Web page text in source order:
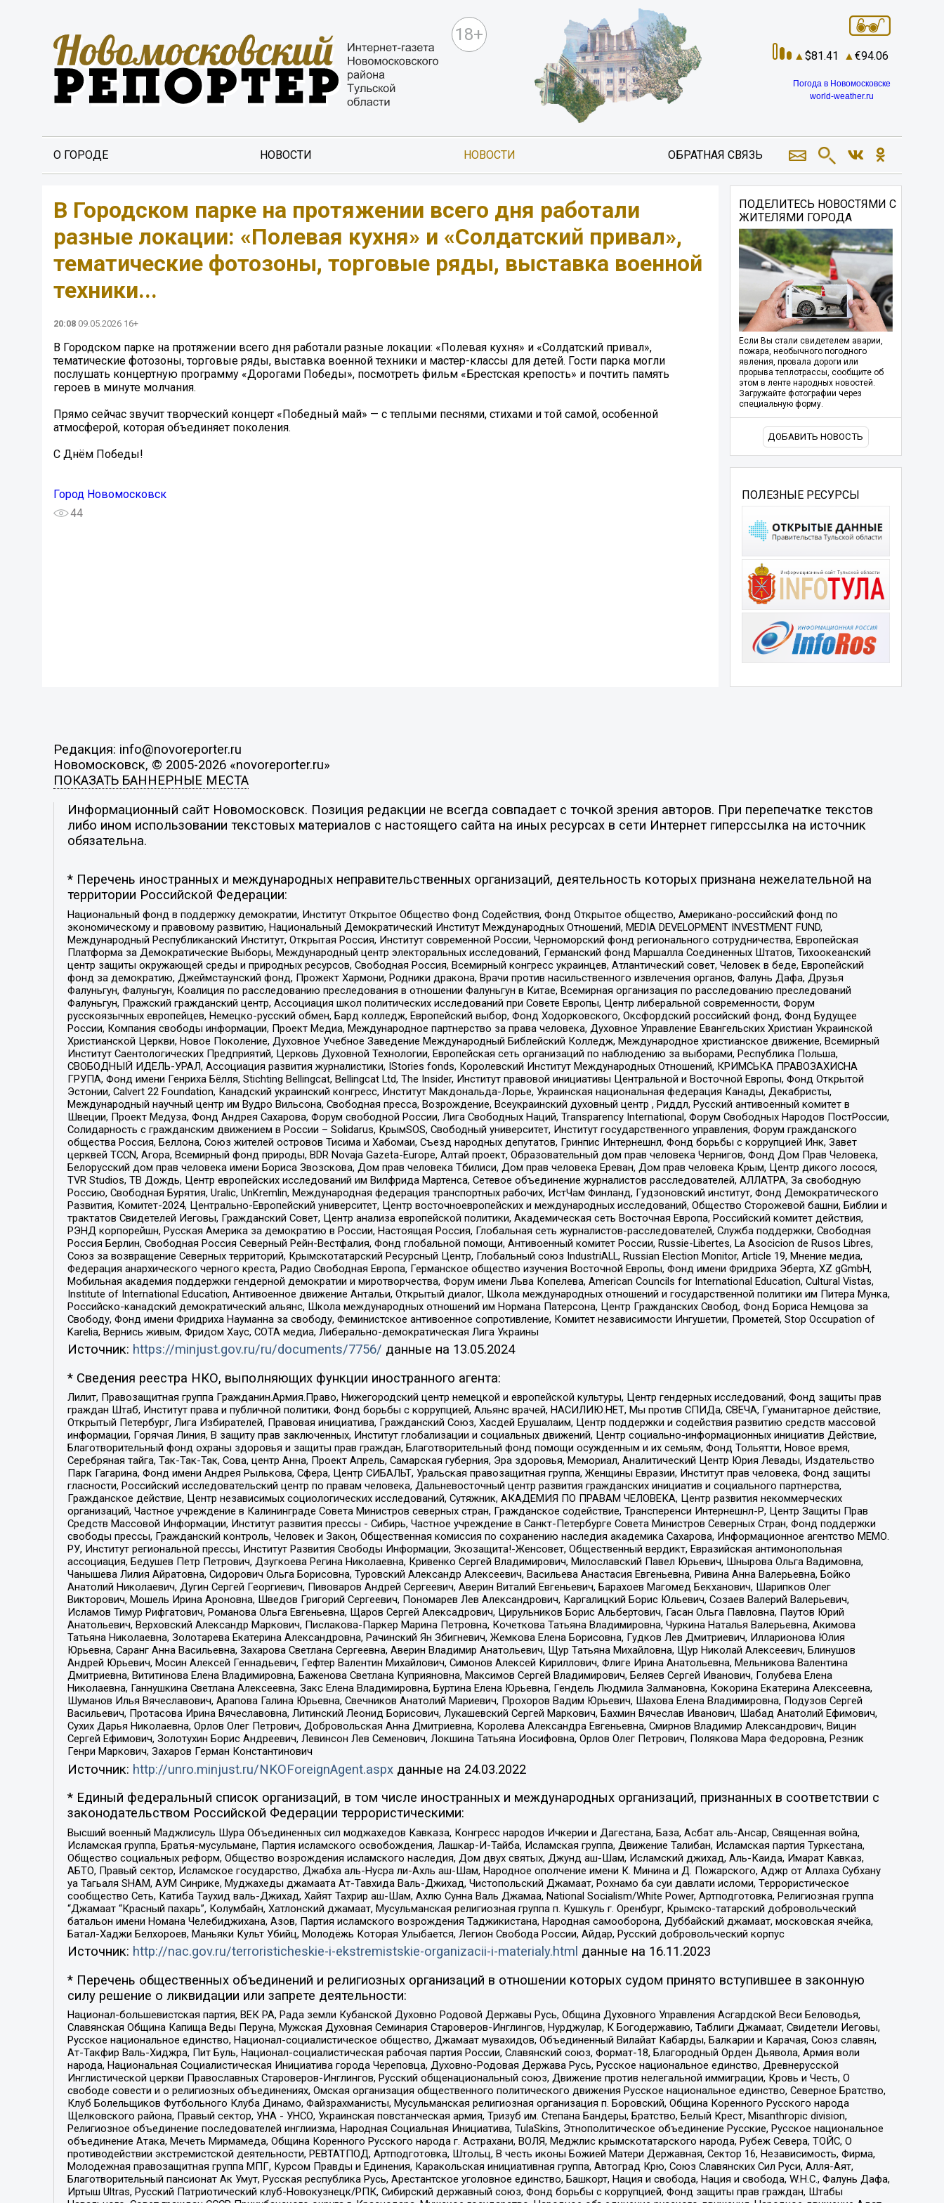
18+
81.41 94.06
Погода в Новомосковске
world-weather.ru
О ГОРОДЕ НОВОСТИ НОВОСТИ ОБРАТНАЯ СВЯЗЬ
В Городском парке на протяжении всего дня работали
разные локации: «Полевая кухня» и «Солдатский привал»,
тематические фотозоны, торговые ряды, выставка военной
техники...
20:08 09.05.2026 16+
В Городском парке на протяжении всего дня работали разные локации: «Полевая кухня» и «Солдатский привал»,
тематические фотозоны, торговые ряды, выставка военной техники и мастер-классы для детей. Гости парка могли
послушать концертную программу «Дорогами Победы», посмотреть фильм «Брестская крепость» и почтить память
героев в минуте молчания.
Прямо сейчас звучит творческий концерт «Победный май» — с теплыми песнями, стихами и той самой, особенной
атмосферой, которая объединяет поколения.
С Днём Победы!
Город Новомосковск
44
ПОДЕЛИТЕСЬ НОВОСТЯМИ С
ЖИТЕЛЯМИ ГОРОДА
Если Вы стали свидетелем аварии,
пожара, необычного погодного
явления, провала дороги или
прорыва теплотрассы, сообщите об
этом в ленте народных новостей.
Загружайте фотографии через
специальную форму.
ДОБАВИТЬ НОВОСТЬ
ПОЛЕЗНЫЕ РЕСУРСЫ
Редакция: info@novoreporter.ru
Новомосковск, © 2005-2026 «novoreporter.ru»
ПОКАЗАТЬ БАННЕРНЫЕ МЕСТА
Информационный сайт Новомосковск. Позиция редакции не всегда совпадает с точкой зрения авторов. При перепечатке текстов
либо ином использовании текстовых материалов с настоящего сайта на иных ресурсах в сети Интернет гиперссылка на источник
обязательна.
* Перечень иностранных и международных неправительственных организаций, деятельность которых признана нежелательной на
территории Российской Федерации:
Национальный фонд в поддержку демократии, Институт Открытое Общество Фонд Содействия, Фонд Открытое общество, Американо-российский фонд по
экономическому и правовому развитию, Национальный Демократический Институт Международных Отношений, MEDIA DEVELOPMENT INVESTMENT FUND,
Международный Республиканский Институт, Открытая Россия, Институт современной России, Черноморский фонд регионального сотрудничества, Европейская
Платформа за Демократические Выборы, Международный центр электоральных исследований, Германский фонд Маршалла Соединенных Штатов, Тихоокеанский
центр защиты окружающей среды и природных ресурсов, Свободная Россия, Всемирный конгресс украинцев, Атлантический совет, Человек в беде, Европейский
фонд за демократию, Джеймстаунский фонд, Прожект Хармони, Родники дракона, Врачи против насильственного извлечения органов, Фалунь Дафа, Друзья
Фалуньгун, Фалуньгун, Коалиция по расследованию преследования в отношении Фалуньгун в Китае, Всемирная организация по расследованию преследований
Фалуньгун, Пражский гражданский центр, Ассоциация школ политических исследований при Совете Европы, Центр либеральной современности, Форум
русскоязычных европейцев, Немецко-русский обмен, Бард колледж, Европейский выбор, Фонд Ходорковского, Оксфордский российский фонд, Фонд Будущее
России, Компания свободы информации, Проект Медиа, Международное партнерство за права человека, Духовное Управление Евангельских Христиан Украинской
Христианской Церкви, Новое Поколение, Духовное Учебное Заведение Международный Библейский Колледж, Международное христианское движение, Всемирный
Институт Саентологических Предприятий, Церковь Духовной Технологии, Европейская сеть организаций по наблюдению за выборами, Республика Польша,
СВОБОДНЫЙ ИДЕЛЬ-УРАЛ, Ассоциация развития журналистики, IStories fonds, Королевский Институт Международных Отношений, КРИМСЬКА ПРАВОЗАХИСНА
ГРУПА, Фонд имени Генриха Бёлля, Stichting Bellingcat, Bellingcat Ltd, The Insider, Институт правовой инициативы Центральной и Восточной Европы, Фонд Открытой
Эстонии, Calvert 22 Foundation, Канадский украинский конгресс, Институт Макдональда-Лорье, Украинская национальная федерация Канады, Декабристы,
Международный научный центр им Вудро Вильсона, Свободная пресса, Возрождение, Всеукраинский духовный центр , Риддл, Русский антивоенный комитет в
Швеции, Проект Медуза, Фонд Андрея Сахарова, Форум свободной России, Лига Свободных Наций, Transparеncy International, Форум Свободных Народов ПостРоссии,
Солидарность с гражданским движением в России – Solidarus, КрымSOS, Свободный университет, Институт государственного управления, Форум гражданского
общества Россия, Беллона, Союз жителей островов Тисима и Хабомаи, Съезд народных депутатов, Гринпис Интернешнл, Фонд борьбы с коррупцией Инк, Завет
церквей TCCN, Агора, Всемирный фонд природы, BDR Novaja Gazeta-Europe, Алтай проект, Образовательный дом прав человека Чернигов, Фонд Дом Прав Человека,
Белорусский дом прав человека имени Бориса Звозскова, Дом прав человека Тбилиси, Дом прав человека Ереван, Дом прав человека Крым, Центр дикого лосося,
TVR Studios, ТВ Дождь, Центр европейских исследований им Вилфрида Мартенса, Сетевое объединение журналистов расследователей, АЛЛАТРА, За свободную
Россию, Свободная Бурятия, Uralic, UnKremlin, Международная федерация транспортных рабочих, ИстЧам Финланд, Гудзоновский институт, Фонд Демократического
Развития, Комитет-2024, Центрально-Европейский университет, Центр восточноевропейских и международных исследований, Общество Сторожевой башни, Библии и
трактатов Свидетелей Иеговы, Гражданский Совет, Центр анализа европейской политики, Академическая сеть Восточная Европа, Российский комитет действия,
РЭНД корпорейшн, Русская Америка за демократию в России, Настоящая Россия, Глобальная сеть журналистов-расследователей, Служба поддержки, Свободная
Россия Берлин, Свободная Россия Северный Рейн-Вестфалия, Фонд глобальной помощи, Антивоенный комитет России, Russie-Libertes, La Asocicion de Rusos Libres,
Союз за возвращение Северных территорий, Крымскотатарский Ресурсный Центр, Глобальный союз IndustriALL, Russian Election Monitor, Article 19, Мнение медиа,
Федерация анархического черного креста, Радио Свободная Европа, Германское общество изучения Восточной Европы, Фонд имени Фридриха Эберта, XZ gGmbH,
Мобильная академия поддержки гендерной демократии и миротворчества, Форум имени Льва Копелева, American Councils for International Education, Cultural Vistas,
Institute of International Education, Антивоенное движение Антальи, Открытый диалог, Школа международных отношений и государственной политики им Питера Мунка,
Российско-канадский демократический альянс, Школа международных отношений им Нормана Патерсона, Центр Гражданских Свобод, Фонд Бориса Немцова за
Свободу, Фонд имени Фридриха Науманна за свободу, Феминистское антивоенное сопротивление, Комитет независимости Ингушетии, Прометей, Stop Occupation of
Karelia, Вернись живым, Фридом Хаус, СОТА медиа, Либерально-демократическая Лига Украины
Источник: https://minjust.gov.ru/ru/documents/7756/ данные на 13.05.2024
* Сведения реестра НКО, выполняющих функции иностранного агента:
Лилит, Правозащитная группа Гражданин.Армия.Право, Нижегородский центр немецкой и европейской культуры, Центр гендерных исследований, Фонд защиты прав
граждан Штаб, Институт права и публичной политики, Фонд борьбы с коррупцией, Альянс врачей, НАСИЛИЮ.НЕТ, Мы против СПИДа, СВЕЧА, Гуманитарное действие,
Открытый Петербург, Лига Избирателей, Правовая инициатива, Гражданский Союз, Хасдей Ерушалаим, Центр поддержки и содействия развитию средств массовой
информации, Горячая Линия, В защиту прав заключенных, Институт глобализации и социальных движений, Центр социально-информационных инициатив Действие,
Благотворительный фонд охраны здоровья и защиты прав граждан, Благотворительный фонд помощи осужденным и их семьям, Фонд Тольятти, Новое время,
Серебряная тайга, Так-Так-Так, Сова, центр Анна, Проект Апрель, Самарская губерния, Эра здоровья, Мемориал, Аналитический Центр Юрия Левады, Издательство
Парк Гагарина, Фонд имени Андрея Рылькова, Сфера, Центр СИБАЛЬТ, Уральская правозащитная группа, Женщины Евразии, Институт прав человека, Фонд защиты
гласности, Российский исследовательский центр по правам человека, Дальневосточный центр развития гражданских инициатив и социального партнерства,
Гражданское действие, Центр независимых социологических исследований, Сутяжник, АКАДЕМИЯ ПО ПРАВАМ ЧЕЛОВЕКА, Центр развития некоммерческих
организаций, Частное учреждение в Калининграде Совета Министров северных стран, Гражданское содействие, Трансперенси Интернешнл-Р, Центр Защиты Прав
Средств Массовой Информации, Институт развития прессы - Сибирь, Частное учреждение в Санкт-Петербурге Совета Министров Северных Стран, Фонд поддержки
свободы прессы, Гражданский контроль, Человек и Закон, Общественная комиссия по сохранению наследия академика Сахарова, Информационное агентство МЕМО.
РУ, Институт региональной прессы, Институт Развития Свободы Информации, Экозащита!-Женсовет, Общественный вердикт, Евразийская антимонопольная
ассоциация, Бедушев Петр Петрович, Дзугкоева Регина Николаевна, Кривенко Сергей Владимирович, Милославский Павел Юрьевич, Шнырова Ольга Вадимовна,
Чанышева Лилия Айратовна, Сидорович Ольга Борисовна, Туровский Александр Алексеевич, Васильева Анастасия Евгеньевна, Ривина Анна Валерьевна, Бойко
Анатолий Николаевич, Дугин Сергей Георгиевич, Пивоваров Андрей Сергеевич, Аверин Виталий Евгеньевич, Барахоев Магомед Бекханович, Шарипков Олег
Викторович, Мошель Ирина Ароновна, Шведов Григорий Сергеевич, Пономарев Лев Александрович, Каргалицкий Борис Юльевич, Созаев Валерий Валерьевич,
Исламов Тимур Рифгатович, Романова Ольга Евгеньевна, Щаров Сергей Алексадрович, Цирульников Борис Альбертович, Гасан Ольга Павловна, Паутов Юрий
Анатольевич, Верховский Александр Маркович, Пислакова-Паркер Марина Петровна, Кочеткова Татьяна Владимировна, Чуркина Наталья Валерьевна, Акимова
Татьяна Николаевна, Золотарева Екатерина Александровна, Рачинский Ян Збигневич, Жемкова Елена Борисовна, Гудков Лев Дмитриевич, Илларионова Юлия
Юрьевна, Саранг Анна Васильевна, Захарова Светлана Сергеевна, Аверин Владимир Анатольевич, Щур Татьяна Михайловна, Щур Николай Алексеевич, Блинушов
Андрей Юрьевич, Мосин Алексей Геннадьевич, Гефтер Валентин Михайлович, Симонов Алексей Кириллович, Флиге Ирина Анатольевна, Мельникова Валентина
Дмитриевна, Вититинова Елена Владимировна, Баженова Светлана Куприяновна, Максимов Сергей Владимирович, Беляев Сергей Иванович, Голубева Елена
Николаевна, Ганнушкина Светлана Алексеевна, Закс Елена Владимировна, Буртина Елена Юрьевна, Гендель Людмила Залмановна, Кокорина Екатерина Алексеевна,
Шуманов Илья Вячеславович, Арапова Галина Юрьевна, Свечников Анатолий Мариевич, Прохоров Вадим Юрьевич, Шахова Елена Владимировна, Подузов Сергей
Васильевич, Протасова Ирина Вячеславовна, Литинский Леонид Борисович, Лукашевский Сергей Маркович, Бахмин Вячеслав Иванович, Шабад Анатолий Ефимович,
Сухих Дарья Николаевна, Орлов Олег Петрович, Добровольская Анна Дмитриевна, Королева Александра Евгеньевна, Смирнов Владимир Александрович, Вицин
Сергей Ефимович, Золотухин Борис Андреевич, Левинсон Лев Семенович, Локшина Татьяна Иосифовна, Орлов Олег Петрович, Полякова Мара Федоровна, Резник
Генри Маркович, Захаров Герман Константинович
Источник: http://unro.minjust.ru/NKOForeignAgent.aspxданные на 24.03.2022
* Единый федеральный список организаций, в том числе иностранных и международных организаций, признанных в соответствии с
законодательством Российской Федерации террористическими:
Высший военный Маджлисуль Шура Объединенных сил моджахедов Кавказа, Конгресс народов Ичкерии и Дагестана, База, Асбат аль-Ансар, Священная война,
Исламская группа, Братья-мусульмане, Партия исламского освобождения, Лашкар-И-Тайба, Исламская группа, Движение Талибан, Исламская партия Туркестана,
Общество социальных реформ, Общество возрождения исламского наследия, Дом двух святых, Джунд аш-Шам, Исламский джихад, Аль-Каида, Имарат Кавказ,
АБТО, Правый сектор, Исламское государство, Джабха аль-Нусра ли-Ахль аш-Шам, Народное ополчение имени К. Минина и Д. Пожарского, Аджр от Аллаха Субхану
уа Тагьаля SHAM, АУМ Синрике, Муджахеды джамаата Ат-Тавхида Валь-Джихад, Чистопольский Джамаат, Рохнамо ба суи давлати исломи, Террористическое
сообщество Сеть, Катиба Таухид валь-Джихад, Хайят Тахрир аш-Шам, Ахлю Сунна Валь Джамаа, National Socialism/White Power, Артподготовка, Религиозная группа
“Джамаат “Красный пахарь”, Колумбайн, Хатлонский джамаат, Мусульманская религиозная группа п. Кушкуль г. Оренбург, Крымско-татарский добровольческий
батальон имени Номана Челебиджихана, Азов, Партия исламского возрождения Таджикистана, Народная самооборона, Дуббайский джамаат, московская ячейка,
Батал-Хаджи Белхороев, Маньяки Культ Убийц, Молодёжь Которая Улыбается, Легион Свобода России, Айдар, Русский добровольческий корпус
Источник: http://nac.gov.ru/terroristicheskie-i-ekstremistskie-organizacii-i-materialy.html данные на 16.11.2023
* Перечень общественных объединений и религиозных организаций в отношении которых судом принято вступившее в законную
силу решение о ликвидации или запрете деятельности:
Национал-большевистская партия, ВЕК РА, Рада земли Кубанской Духовно Родовой Державы Русь, Община Духовного Управления Асгардской Веси Беловодья,
Славянская Община Капища Веды Перуна, Мужская Духовная Семинария Староверов-Инглингов, Нурджулар, К Богодержавию, Таблиги Джамаат, Свидетели Иеговы,
Русское национальное единство, Национал-социалистическое общество, Джамаат мувахидов, Объединенный Вилайат Кабарды, Балкарии и Карачая, Союз славян,
Ат-Такфир Валь-Хиджра, Пит Буль, Национал-социалистическая рабочая партия России, Славянский союз, Формат-18, Благородный Орден Дьявола, Армия воли
народа, Национальная Социалистическая Инициатива города Череповца, Духовно-Родовая Держава Русь, Русское национальное единство, Древнерусской
Инглистической церкви Православных Староверов-Инглингов, Русский общенациональный союз, Движение против нелегальной иммиграции, Кровь и Честь, О
свободе совести и о религиозных объединениях, Омская организация общественного политического движения Русское национальное единство, Северное Братство,
Клуб Болельщиков Футбольного Клуба Динамо, Файзрахманисты, Мусульманская религиозная организация п. Боровский, Община Коренного Русского народа
Щелковского района, Правый сектор, УНА - УНСО, Украинская повстанческая армия, Тризуб им. Степана Бандеры, Братство, Белый Крест, Misanthropic division,
Религиозное объединение последователей инглиизма, Народная Социальная Инициатива, TulaSkins, Этнополитическое объединение Русские, Русское национальное
объединение Атака, Мечеть Мирмамеда, Община Коренного Русского народа г. Астрахани, ВОЛЯ, Меджлис крымскотатарского народа, Рубеж Севера, ТОЙС, О
противодействии экстремистской деятельности, РЕВТАТПОД, Артподготовка, Штольц, В честь иконы Божией Матери Державная, Сектор 16, Независимость, Фирма,
Молодежная правозащитная группа МПГ, Курсом Правды и Единения, Каракольская инициативная группа, Автоград Крю, Союз Славянских Сил Руси, Алля-Аят,
Благотворительный пансионат Ак Умут, Русская республика Русь, Арестантское уголовное единство, Башкорт, Нация и свобода, Нация и свобода, W.H.С., Фалунь Дафа,
Иртыш Ultras, Русский Патриотический клуб-Новокузнецк/РПК, Сибирский державный союз, Фонд борьбы с коррупцией, Фонд защиты прав граждан, Штабы